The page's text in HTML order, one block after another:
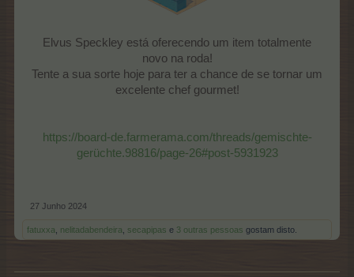
Elvus Speckley está oferecendo um item totalmente
novo na roda!
Tente a sua sorte hoje para ter a chance de se tornar um
excelente chef gourmet!
https://board-de.farmerama.com/threads/gemischte-
gerüchte.98816/page-26#post-5931923
27 Junho 2024
fatuxxa nelitadabendeira secapipas e 3 outras pessoas gostam disto.